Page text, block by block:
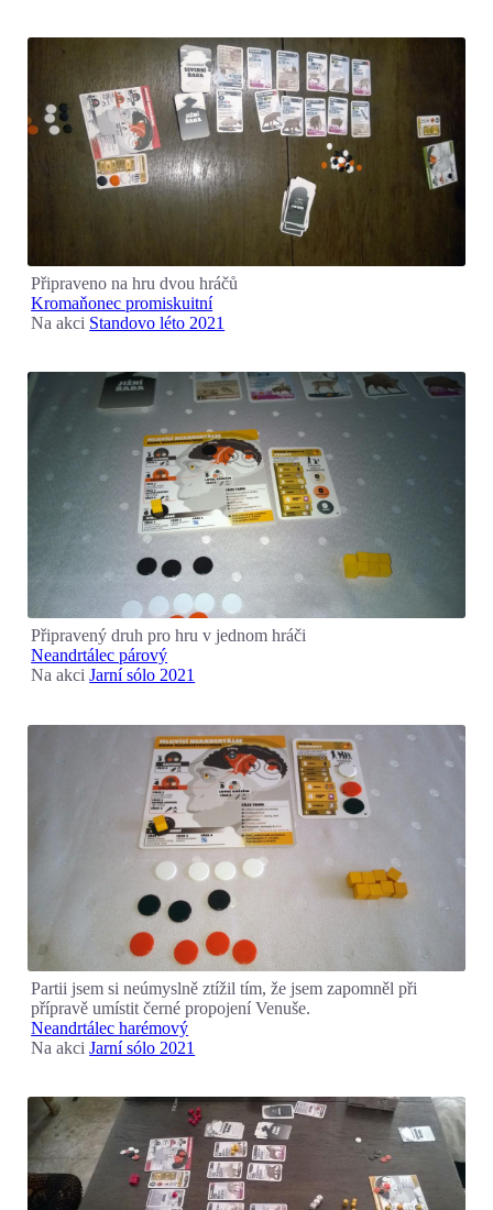
Připraveno na hru dvou hráčů
Kromaňonec promiskuitní
Na akci Standovo léto 2021
Připravený druh pro hru v jednom hráči
Neandrtálec párový
Na akciJarní sólo 2021
Partii jsem si neúmyslně ztížil tím, že jsem zapomněl při
přípravě umístit černé propojení Venuše.
Neandrtálec harémový
Na akciJarní sólo 2021